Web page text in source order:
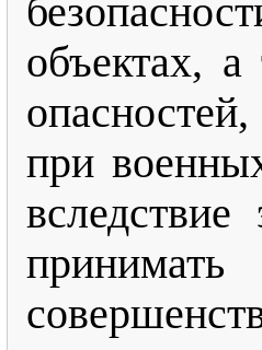
объектах,
при
вследствие